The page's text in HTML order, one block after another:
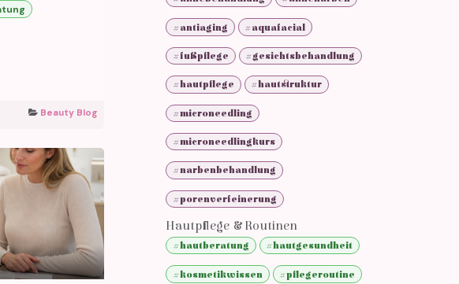
Beauty Blog
#antiaging #aquafacial
#fußpflege #gesichtsbehandlung
#hautpflege #hautstruktur
#microneedling
#microneedlingkurs
#narbenbehandlung
#porenverfeinerung
Hautpflege & Routinen
#hautberatung #hautgesundheit
#kosmetikwissen #pflegeroutine